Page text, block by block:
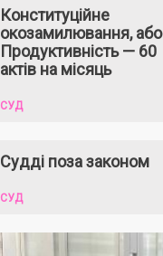
Конституційне
окозамилювання, або
Продуктивність — 60
актів на місяць
СУД
Судді поза законом
СУД